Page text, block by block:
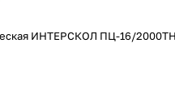
ИНТЕРСКОЛ ПЦ-16/2000ТН